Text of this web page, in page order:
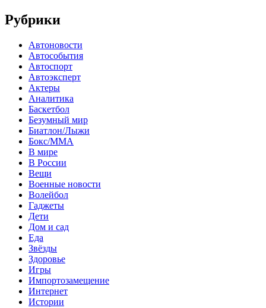
Рубрики
Автоновости
Автособытия
Автоспорт
Автоэксперт
Актеры
Аналитика
Баскетбол
Безумный мир
Биатлон/Лыжи
Бокс/MMA
В мире
В России
Вещи
Военные новости
Волейбол
Гаджеты
Дети
Дом и сад
Еда
Звёзды
Здоровье
Игры
Импортозамещение
Интернет
Истории